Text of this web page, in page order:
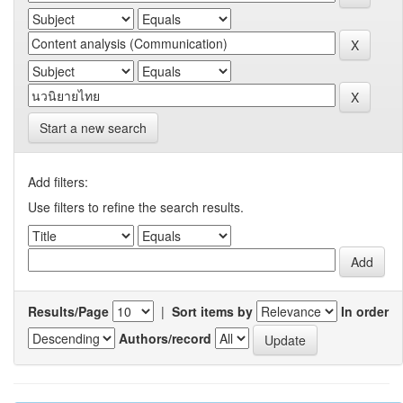
Start a new search
Add filters:
Use filters to refine the search results.
Results/Page | Sort items by
In order
Authors/record